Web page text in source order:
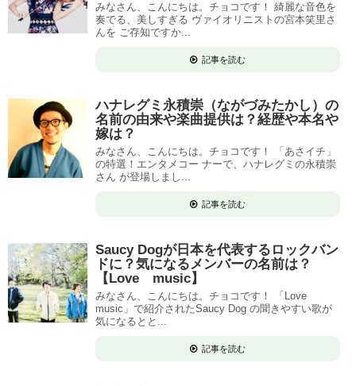
みなさん、こんにちは。チョコです！ 綺麗な音色を
奏でる、美しすぎる ヴァイオリニストの宮本笑里さ
んを ご存知ですか...
記事を読む
ハナレグミ永積崇（ながづみたかし）の
名前の由来や楽曲提供は？経歴や本名や
嫁は？
みなさん、こんにちは。チョコです！ 「あさイチ」
の特選！エンタメコー ナーで、ハナレグミの永積崇
さん が登場しまし...
記事を読む
Saucy Dogが日本を代表するロックバン
ドに？気になるメンバーの名前は？
【Love music】
みなさん、こんにちは。チョコです！ 「Love
music」で紹介されたSaucy Dog の聞きやすい歌が
気になるとと...
記事を読む